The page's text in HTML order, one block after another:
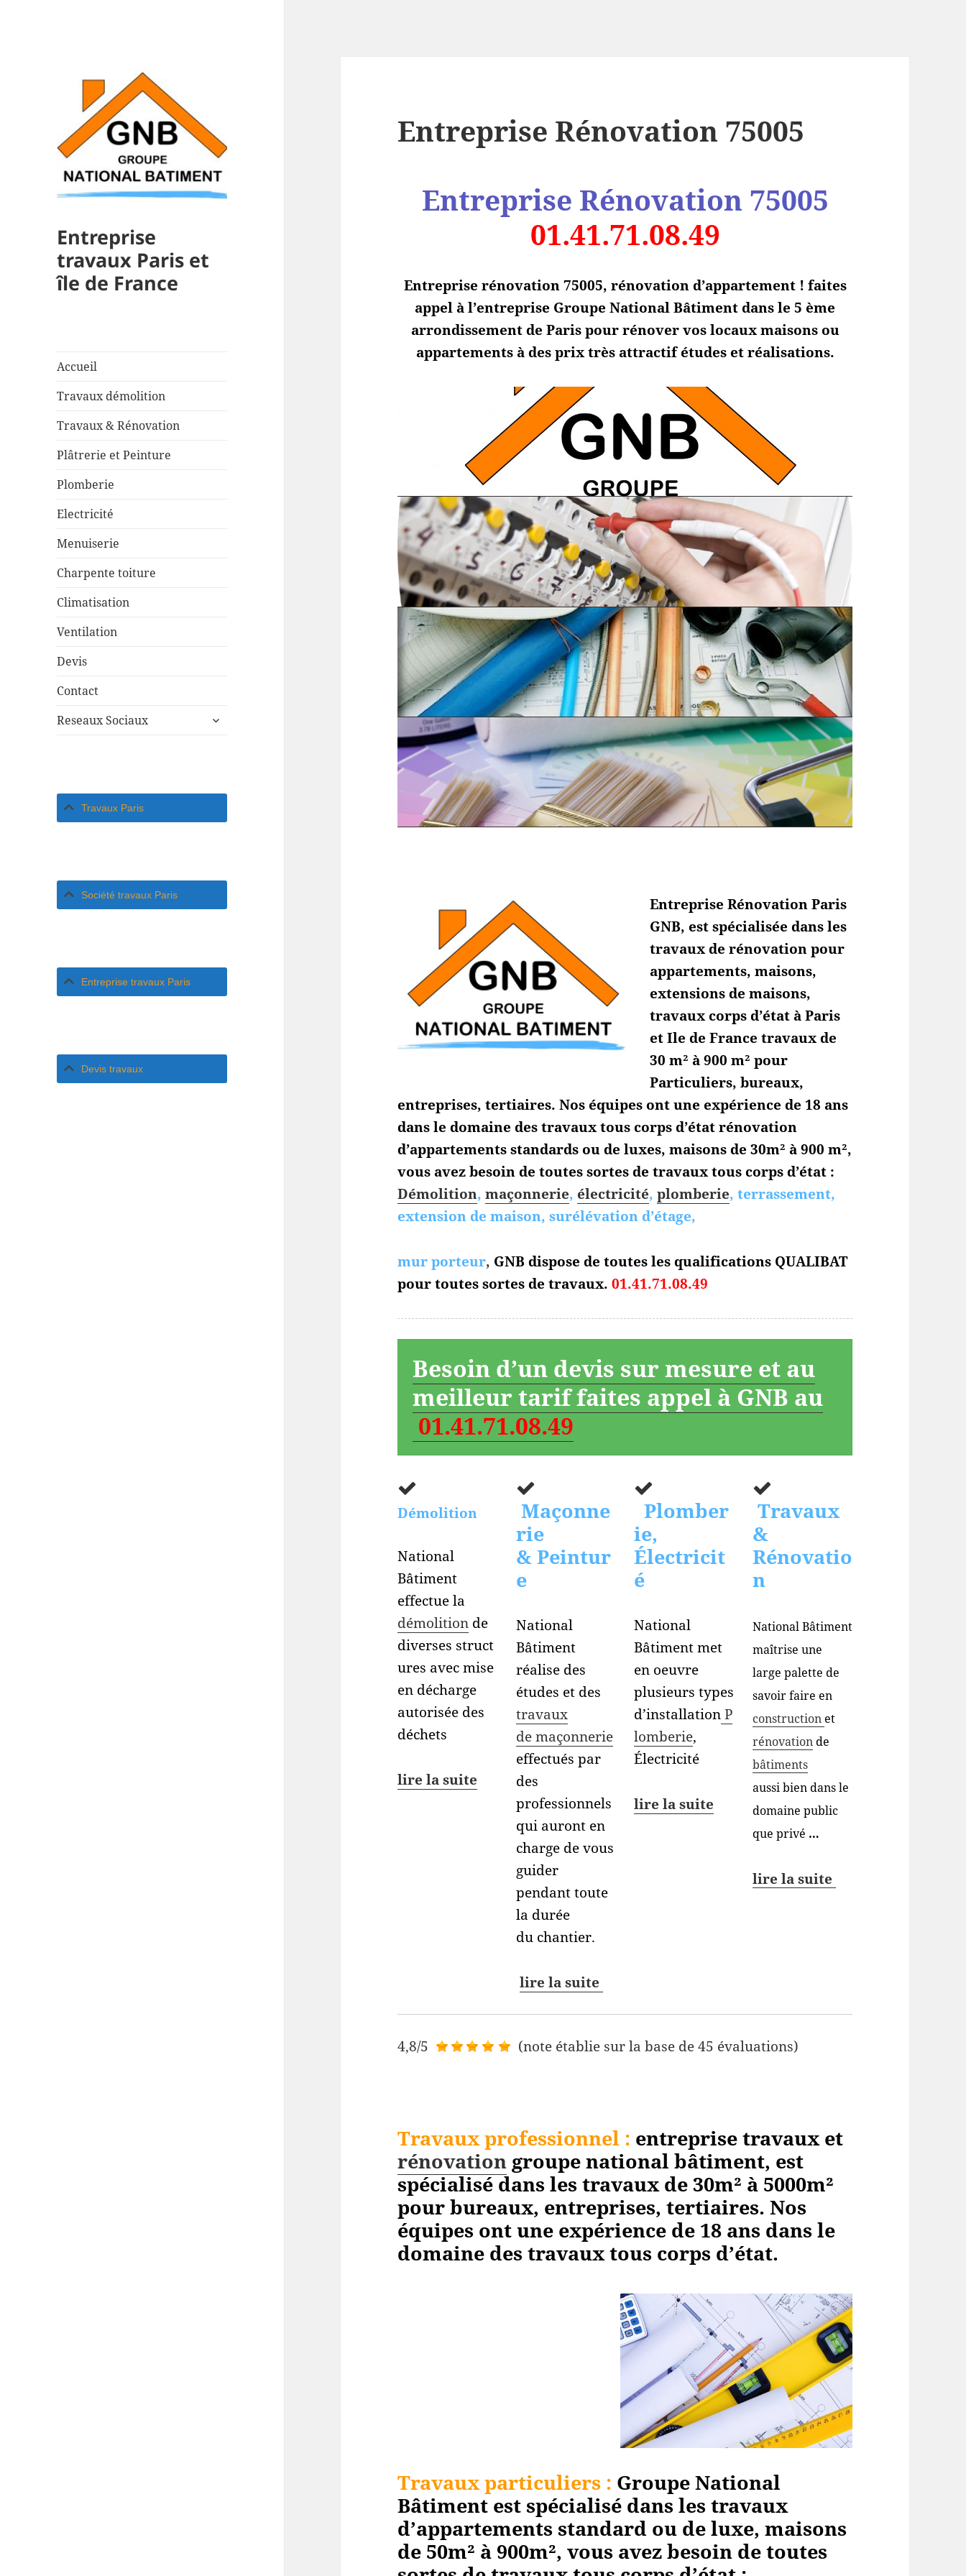
Entreprise
travaux Paris et
île de France
Accueil
Travaux démolition
Travaux & Rénovation
Plâtrerie et Peinture
Plomberie
Electricité
Menuiserie
Charpente toiture
Climatisation
Ventilation
Devis
Contact
Reseaux Sociaux
ouvrir
Travaux Paris
Société travaux Paris
Entreprise travaux Paris
Devis travaux
Entreprise Rénovation 75005
Entreprise Rénovation 75005
01.41.71.08.49
Entreprise rénovation 75005, rénovation d’appartement ! faites
appel à l’entreprise Groupe National Bâtiment dans le 5 ème
arrondissement de Paris pour rénover vos locaux maisons ou
appartements à des prix très attractif études et réalisations.
Entreprise Rénovation Paris
GNB, est spécialisée dans les
travaux de rénovation pour
appartements, maisons,
extensions de maisons,
travaux corps d’état à Paris
et Ile de France travaux de
30 m² à 900 m² pour
Particuliers, bureaux,
entreprises, tertiaires. Nos équipes ont une expérience de 18 ans
dans le domaine des travaux tous corps d’étatrénovation
d’appartements standards ou de luxes, maisons de 30m² à 900 m²,
vous avez besoin de toutes sortes de travaux tous corps d’état :
Démolition,maçonnerie, électricité,plomberie, terrassement,
extension de maison, surélévation d’étage,
mur porteur, GNB dispose de toutes les qualifications QUALIBAT
pour toutes sortes de travaux.01.41.71.08.49
Besoin d’un devis sur mesure et au
meilleur tarif faites appel à GNB au
01.41.71.08.49
Démolition
National
Bâtiment
effectue la
démolition de
diverses struct
ures avec mise
en décharge
autorisée des
déchets
lire la suite
Maçonne
rie
& Peintur
e
National
Bâtiment
réalise des
études et des
travaux
de maçonnerie
effectués par
des
professionnels
qui auront en
charge de vous
guider
pendant toute
la durée
du chantier.
lire la suite
Plomber
ie,
Électricit
é
National
Bâtiment met
en oeuvre
plusieurs types
d’installationP
lomberie,
Électricité
lire la suite
Travaux
&
Rénovatio
n
National Bâtiment
maîtrise une
large palette de
savoir faire en
construction et
rénovationde
bâtiments
aussi bien dans le
domaine public
que privé …
lire la suite
4,8/5 (note établie sur la base de 45 évaluations)
Travaux professionnel : entreprise travaux et
rénovation groupe national bâtiment, est
spécialisé dans les travaux de 30m² à 5000m²
pour bureaux, entreprises, tertiaires. Nos
équipes ont une expérience de 18 ans dans le
domaine des travaux tous corps d’état.
Travaux particuliers : Groupe National
Bâtiment est spécialisé dans les travaux
d’appartements standard ou de luxe, maisons
de 50m² à 900m², vous avez besoin de toutes